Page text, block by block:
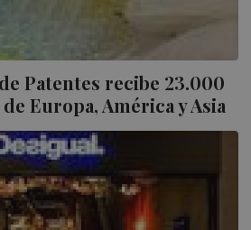
Patentes recibe 23.000
Europa, América y Asia